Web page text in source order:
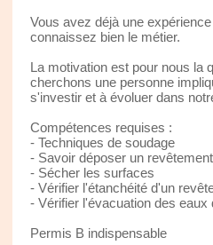
Vous avez déjà une
connaissez bien le métier.
La motivation est pour nous la
cherchons une personne
s'investir et à évoluer dans
Compétences requises :
- Techniques de soudage
- Savoir déposer un revêtement
- Sécher les surfaces
- Vérifier l'étanchéité d'un
- Vérifier l'évacuation des eaux
Permis B indispensable